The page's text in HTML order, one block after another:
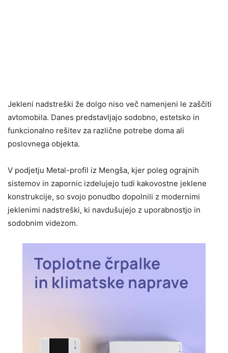
Jekleni nadstreški že dolgo niso več namenjeni le zaščiti
avtomobila. Danes predstavljajo sodobno, estetsko in
funkcionalno rešitev za različne potrebe doma ali
poslovnega objekta.
V podjetju Metal-profil iz Mengša, kjer poleg ograjnih
sistemov in zapornic izdelujejo tudi kakovostne jeklene
konstrukcije, so svojo ponudbo dopolnili z modernimi
jeklenimi nadstreški, ki navdušujejo z uporabnostjo in
sodobnim videzom.